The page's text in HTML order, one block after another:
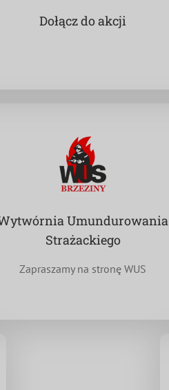
Dołącz do akcji
Umundurowania
Strażackiego
Zapraszamy na stronę WUS